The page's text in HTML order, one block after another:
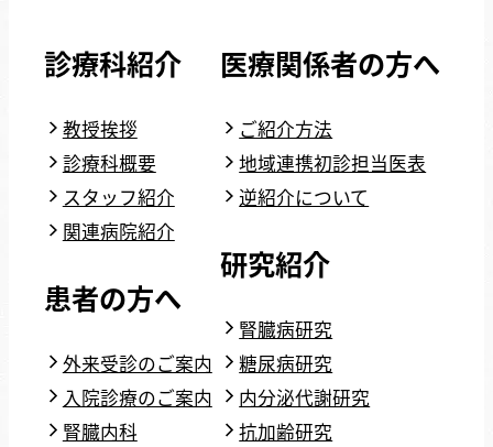
診療科紹介
教授挨拶
診療科概要
スタッフ紹介
関連病院紹介
患者の方へ
外来受診のご案内
入院診療のご案内
腎臓内科
医療関係者の方へ
ご紹介方法
地域連携初診担当医表
逆紹介について
研究紹介
腎臓病研究
糖尿病研究
内分泌代謝研究
抗加齢研究